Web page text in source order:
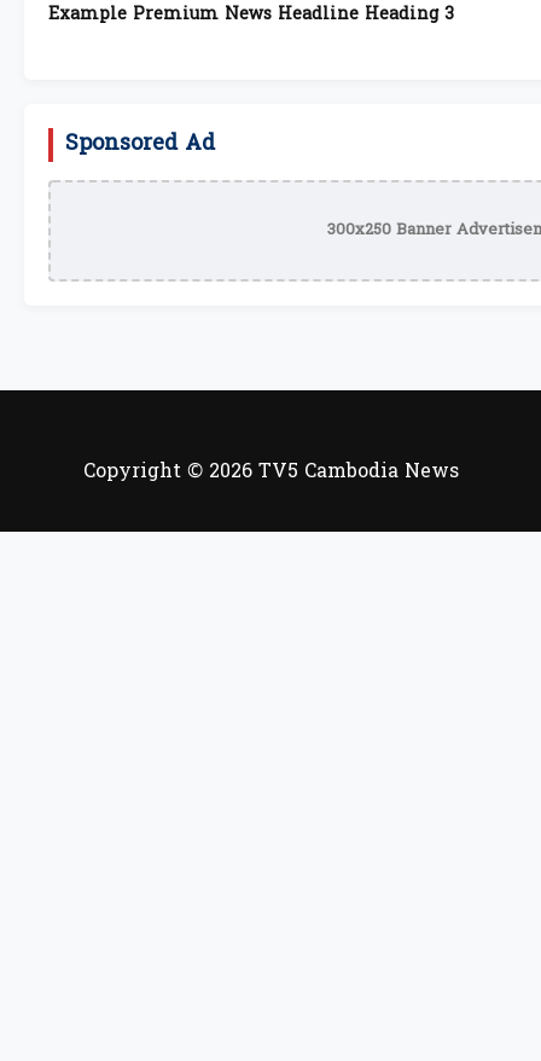
Example Premium News Headline Heading 3
Sponsored Ad
300x250 Banner
Copyright © 2026 TV5 Cambodia News